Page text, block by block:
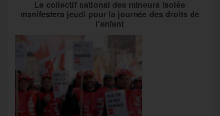
Le collectif national des mineurs isolés
manifestera jeudi pour la journée des droits de
l’enfant